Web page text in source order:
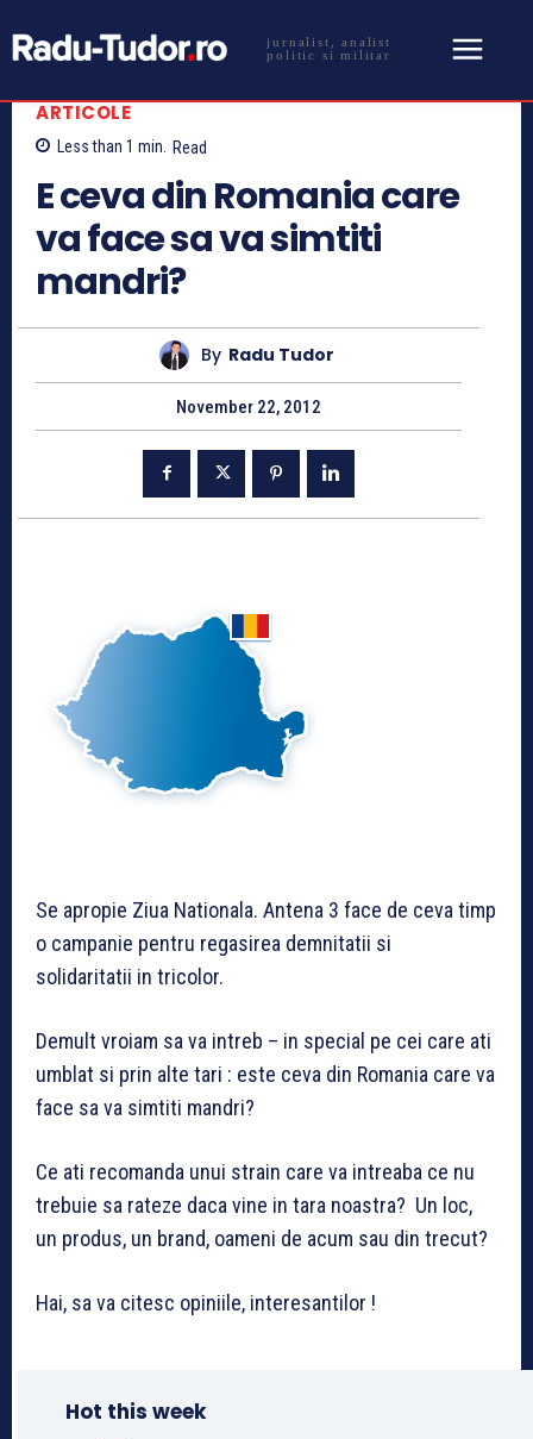
jurnalist, analist
politic si militar
ARTICOLE
Less than 1 min. Read
E ceva din Romania care
va face sa va simtiti
mandri?
By Radu Tudor
November 22, 2012
Se apropie Ziua Nationala. Antena 3 face de ceva timp
o campanie pentru regasirea demnitatii si
solidaritatii in tricolor.
Demult vroiam sa va intreb – in special pe cei care ati
umblat si prin alte tari : este ceva din Romania care va
face sa va simtiti mandri?
Ce ati recomanda unui strain care va intreaba ce nu
trebuie sa rateze daca vine in tara noastra? Un loc,
un produs, un brand, oameni de acum sau din trecut?
Hai, sa va citesc opiniile, interesantilor !
Hot this week